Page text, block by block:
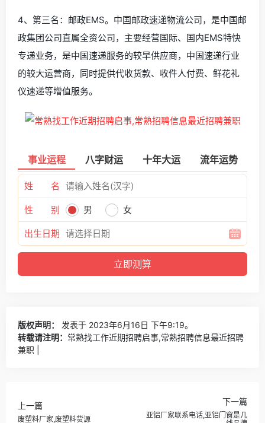
4、第三名：邮政EMS。中国邮政速递物流公司，是中国邮
政集团公司直属全资公司，主要经营国际、国内EMS特快
专递业务，是中国速递服务的较早供应商，中国速递行业
的较大运营商，同时提供代收货款、收件人付费、鲜花礼
仪速递等增值服务。
事业运程 八字财运 十年大运 流年运势
姓 名
性 别 男 女
出生日期
版权声明：
发表于 2023年6月16日 下午9:19。
转载请注明： 常熟找工作近期招聘启事,常熟招聘信息最近招聘
兼职 |
上一篇
废塑料厂家,废塑料货源
下一篇
亚铝厂家联系电话,亚铝门窗是几